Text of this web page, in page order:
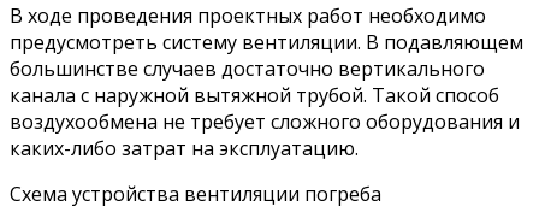
В ходе проведения проектных работ необходимо
предусмотреть систему вентиляции. В подавляющем
большинстве случаев достаточно вертикального
канала с наружной вытяжной трубой. Такой способ
воздухообмена не требует сложного оборудования и
каких-либо затрат на эксплуатацию.
Схема устройства вентиляции погреба